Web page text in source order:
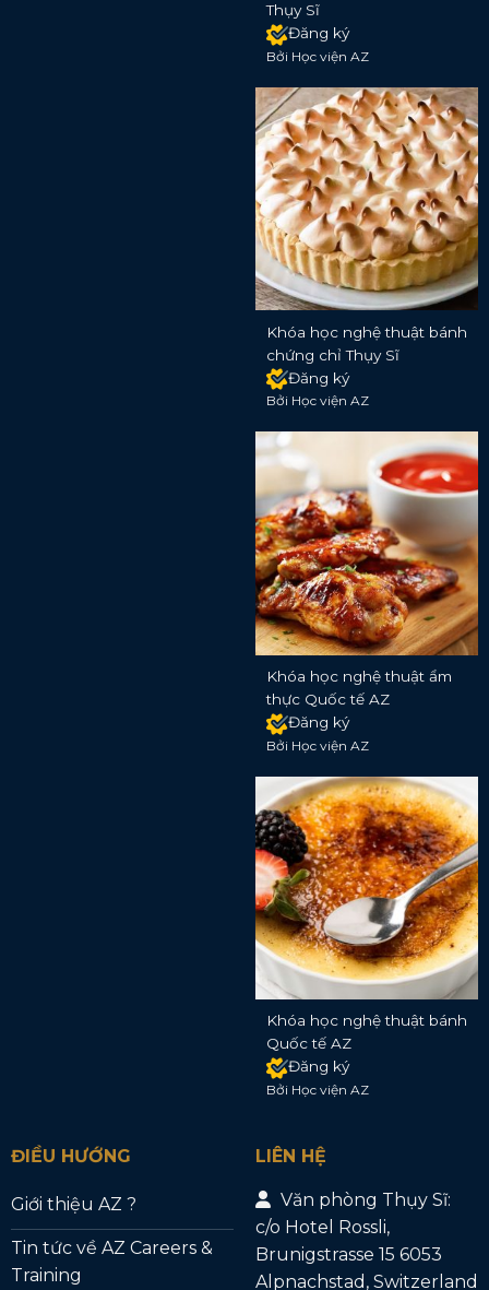
Thụy Sĩ
Đăng ký
Bởi Học viện AZ
Khóa học nghệ thuật bánh
chứng chỉ Thụy Sĩ
Đăng ký
Bởi Học viện AZ
Khóa học nghệ thuật ẩm
thực Quốc tế AZ
Đăng ký
Bởi Học viện AZ
Khóa học nghệ thuật bánh
Quốc tế AZ
Đăng ký
Bởi Học viện AZ
ĐIỀU HƯỚNG
Giới thiệu AZ ?
Tin tức về AZ Careers &
Training
LIÊN HỆ
Văn phòng Thụy Sĩ:
c/o Hotel Rossli,
Brunigstrasse 15 6053
Alpnachstad, Switzerland